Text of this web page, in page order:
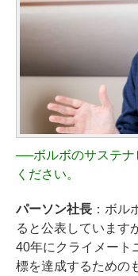
──ボルボのサステ
ください。
パーソン社長：ボル
ると公表しています
40年にクライメート
標を達成するための